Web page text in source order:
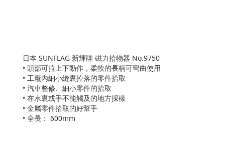
日本 SUNFLAG 新輝牌 磁力拾物器 No.9750
• 頭部可拉上下動作，柔軟的長柄可彎曲使用
• 工廠內細小縫裏掉落的零件拾取
• 汽車整修、細小零件的拾取
• 在水裏或手不能觸及的地方採樣
• 金屬零件拾取的好幫手
• 全長： 600mm